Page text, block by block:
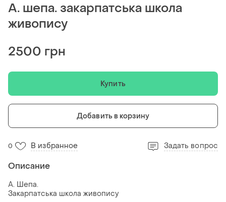
А. шепа. закарпатська школа
живопису
2500 грн
Купить
Добавить в корзину
0 В избранное Задать вопрос
Описание
А. Шепа.
Закарпатська школа живопису